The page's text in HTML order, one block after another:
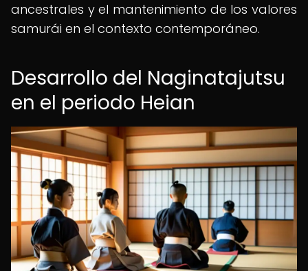
ancestrales y el mantenimiento de los valores
samurái en el contexto contemporáneo.
Desarrollo del Naginatajutsu
en el periodo Heian